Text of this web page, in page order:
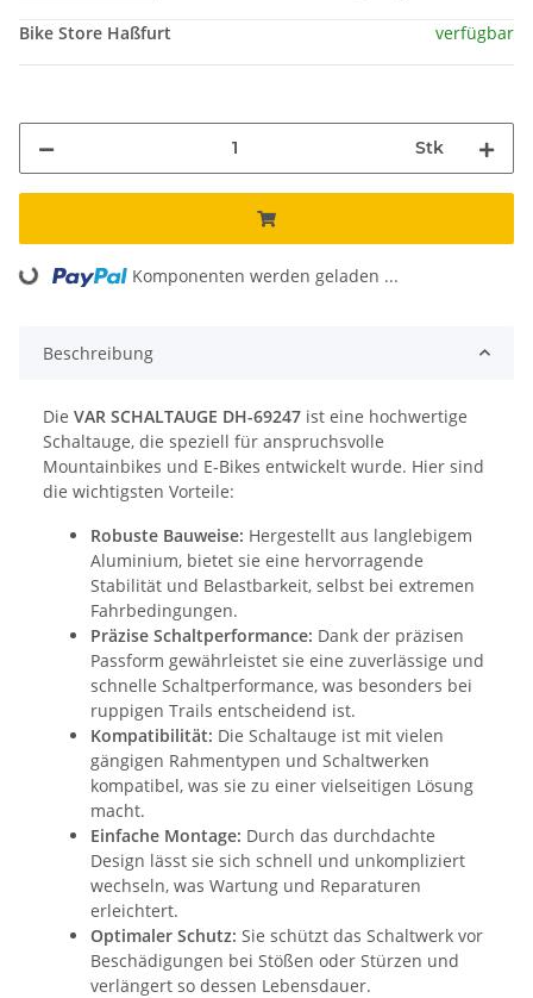
Bike Store Haßfurt verfügbar
Stk
Loading... Komponenten werden geladen ...
Beschreibung
Die VAR SCHALTAUGE DH-69247 ist eine hochwertige
Schaltauge, die speziell für anspruchsvolle
Mountainbikes und E-Bikes entwickelt wurde. Hier sind
die wichtigsten Vorteile:
Robuste Bauweise: Hergestellt aus langlebigem
Aluminium, bietet sie eine hervorragende
Stabilität und Belastbarkeit, selbst bei extremen
Fahrbedingungen.
Präzise Schaltperformance: Dank der präzisen
Passform gewährleistet sie eine zuverlässige und
schnelle Schaltperformance, was besonders bei
ruppigen Trails entscheidend ist.
Kompatibilität: Die Schaltauge ist mit vielen
gängigen Rahmentypen und Schaltwerken
kompatibel, was sie zu einer vielseitigen Lösung
macht.
Einfache Montage: Durch das durchdachte
Design lässt sie sich schnell und unkompliziert
wechseln, was Wartung und Reparaturen
erleichtert.
Optimaler Schutz: Sie schützt das Schaltwerk vor
Beschädigungen bei Stößen oder Stürzen und
verlängert so dessen Lebensdauer.